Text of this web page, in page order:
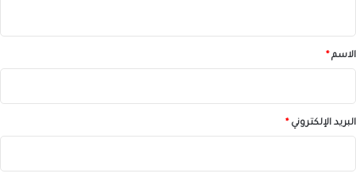
*الاسم*
البريد الإلكتروني*